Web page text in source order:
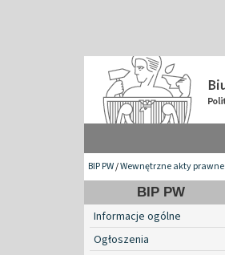
BIP PW/Wewnętrzne akty prawne
BIP PW
Informacje ogólne
Ogłoszenia